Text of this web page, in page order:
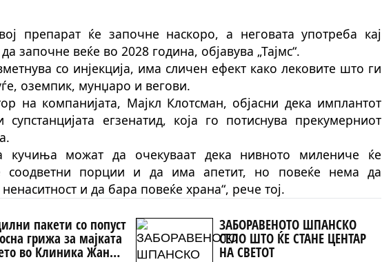
препарат ќе започне наскоро, а неговата употреба кај
започне веќе во 2028 година, објавува „Тајмс“.
со инјекција, има сличен ефект како лековите што ги
оземпик, мунџаро и вегови.
на компанијата, Мајкл Клотсман, објасни дека имплантот
супстанцијата егзенатид, која го потиснува прекумерниот
кучиња можат да очекуваат дека нивното милениче ќе
соодветни порции и да има апетит, но повеќе нема да
и да бара повеќе храна“, рече тој.
пакети со попуст
грижа за мајката
во Клиника Жан
ЗАБОРАВЕНОТО ШПАНСКО
СЕЛО ШТО ЌЕ СТАНЕ ЦЕНТАР
НА СВЕТОТ